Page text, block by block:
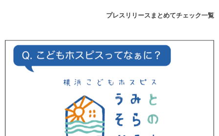
プレスリリースまとめてチェック一覧